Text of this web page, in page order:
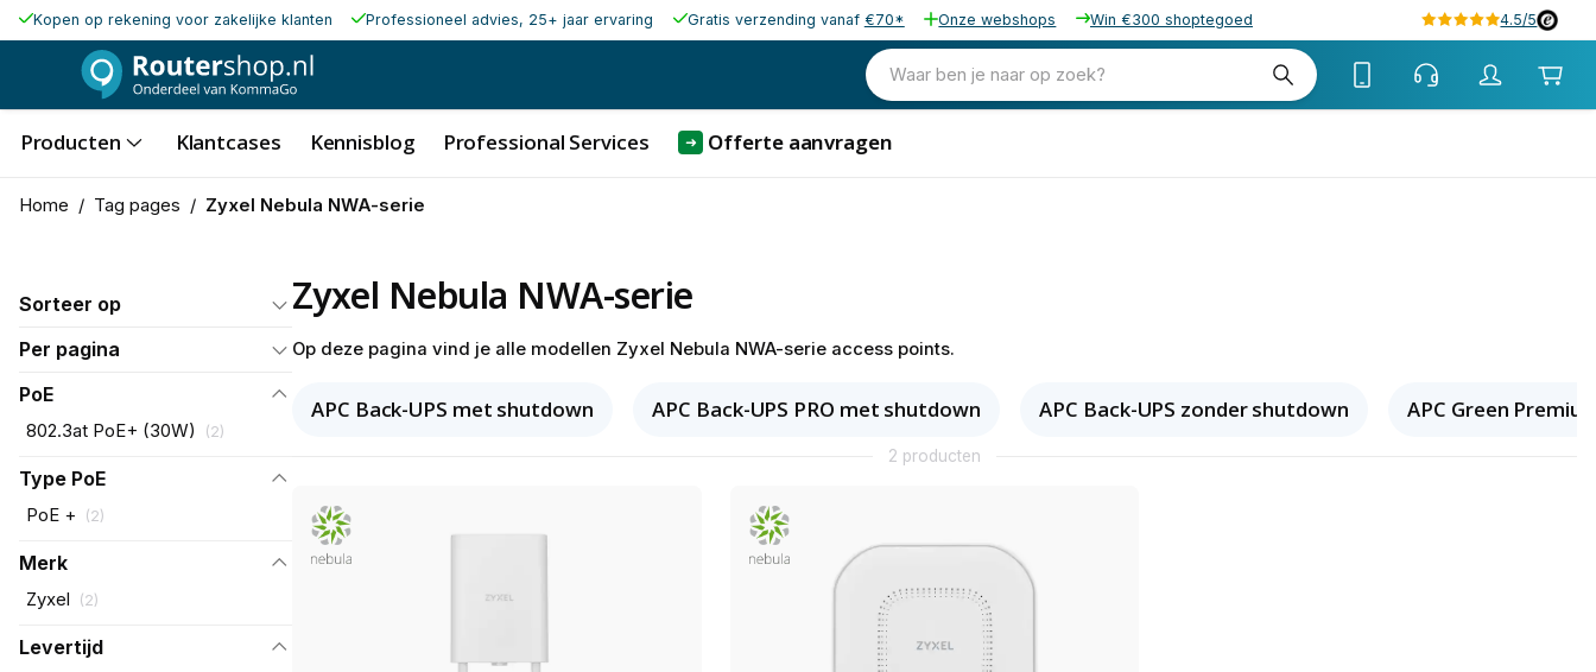
Kopen op rekening voor zakelijke klanten Professioneel advies, 25+ jaar ervaring Gratis verzending vanaf €70* Onze webshops Win €300 shoptegoed 4.5/5
Waar ben je naar op zoek?
Producten Klantcases Kennisblog Professional Services ➜ Offerte aanvragen
Home / Tag pages / Zyxel Nebula NWA-serie
Sorteer op
Per pagina
PoE
802.3at PoE+ (30W) (2)
Type PoE
PoE + (2)
Merk
Zyxel (2)
Levertijd
Zyxel Nebula NWA-serie
Op deze pagina vind je alle modellen Zyxel Nebula NWA-serie access points.
APC Back-UPS met shutdown APC Back-UPS PRO met shutdown APC Back-UPS zonder shutdown APC Green
2 producten